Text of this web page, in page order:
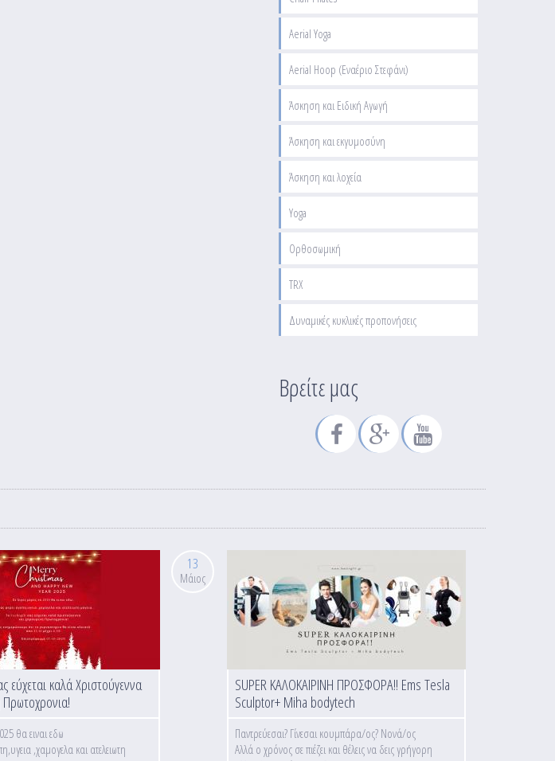
Aerial Yoga
Aerial Hoop (Εναέριο Στεφάνι)
Άσκηση και Ειδική Αγωγή
Άσκηση και εκγυμοσύνη
Άσκηση και λοχεία
Yoga
Ορθοσωμική
TRX
Δυναμικές κυκλικές προπονήσεις
Βρείτε μας
εύχεται καλά Χριστούγεννα
θα ειναι εδω
,χαμογελα και ατελειωτη
13
Μάιος
SUPER ΚΑΛΟΚΑΙΡΙΝΗ ΠΡΟΣΦΟΡΑ!! Ems Tesla
Sculptor+ Miha bodytech
Παντρεύεσαι? Γίνεσαι κουμπάρα/ος? Νονά/ος
Αλλά ο χρόνος σε πιέζει και θέλεις να δεις γρήγορη